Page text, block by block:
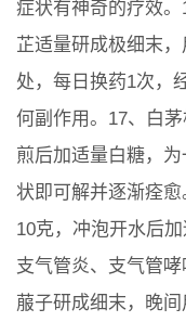
症状有神奇的疗效
芷适量研成极细末
处，每日换药1次，
何副作用。17、白
煎后加适量白糖，
状即可解并逐渐痊
10克，冲泡开水后
支气管炎、支气管
菔子研成细末，晚